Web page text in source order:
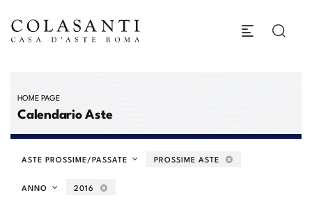
HOME PAGE
Calendario Aste
ASTE PROSSIME/PASSATE PROSSIME ASTE
ANNO 2016